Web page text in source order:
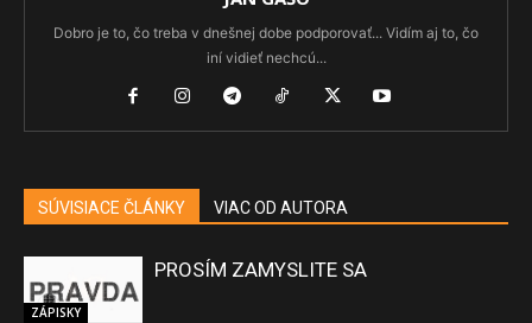
Dobro je to, čo treba v dnešnej dobe podporovať... Vidím aj to, čo
iní vidieť nechcú...
SÚVISIACE ČLÁNKY VIAC OD AUTORA
ZÁPISKY
PROSÍM ZAMYSLITE SA